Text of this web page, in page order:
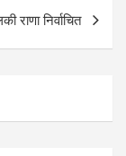
राणा निर्वाचित